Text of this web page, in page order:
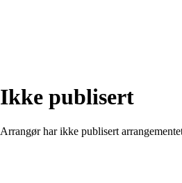
Ikke publisert
Arrangør har ikke publisert